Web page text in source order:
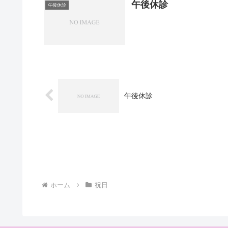
午後休診 午後休診
午後休診
ホーム 祝日